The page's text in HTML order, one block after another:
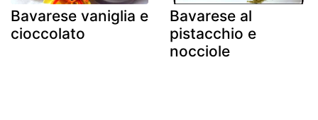
Bavarese vaniglia e
cioccolato
Bavarese al
pistacchio e
nocciole